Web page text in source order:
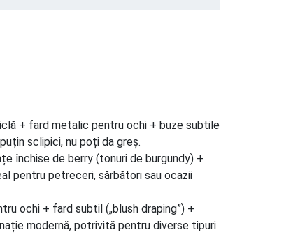
+ fard metalic pentru ochi + buze subtile
sclipici, nu poți da greș.
închise de berry (tonuri de burgundy) +
pentru petreceri, sărbători sau ocazii
ochi + fard subtil („blush draping”) +
modernă, potrivită pentru diverse tipuri